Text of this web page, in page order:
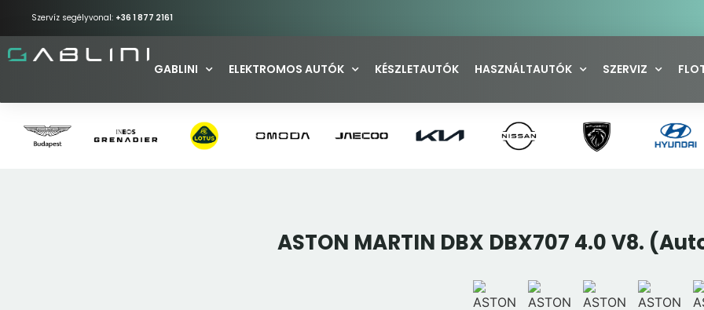
Szervíz segélyvonal: +36 1 877 2161
GABLINI ELEKTROMOS AUTÓK KÉSZLETAUTÓK HASZNÁLTAUTÓK SZERVIZ
ASTON MARTIN DBX DBX707 4.0 V8.